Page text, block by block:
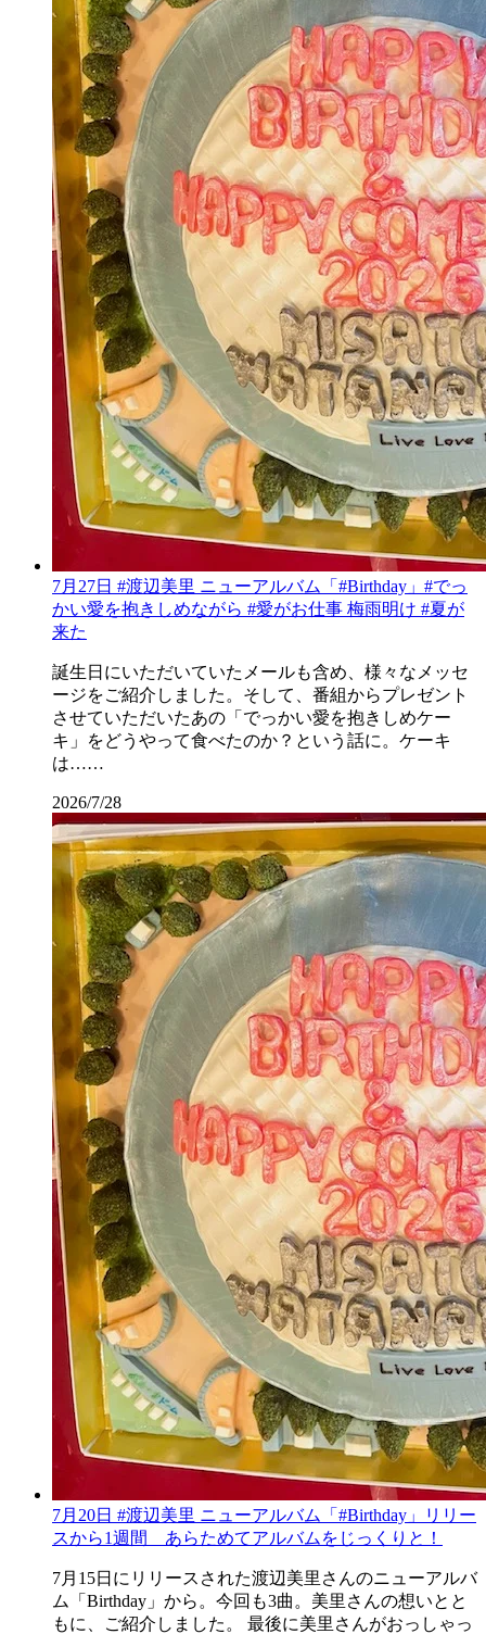
7月27日 #渡辺美里 ニューアルバム「#Birthday」#でっ
かい愛を抱きしめながら #愛がお仕事 梅雨明け #夏が
来た
誕生日にいただいていたメールも含め、様々なメッセ
ージをご紹介しました。そして、番組からプレゼント
させていただいたあの「でっかい愛を抱きしめケー
キ」をどうやって食べたのか？という話に。ケーキ
は……
2026/7/28
7月20日 #渡辺美里 ニューアルバム「#Birthday」リリー
スから1週間 あらためてアルバムをじっくりと！
7月15日にリリースされた渡辺美里さんのニューアルバ
ム「Birthday」から。今回も3曲。美里さんの想いとと
もに、ご紹介しました。 最後に美里さんがおっしゃっ